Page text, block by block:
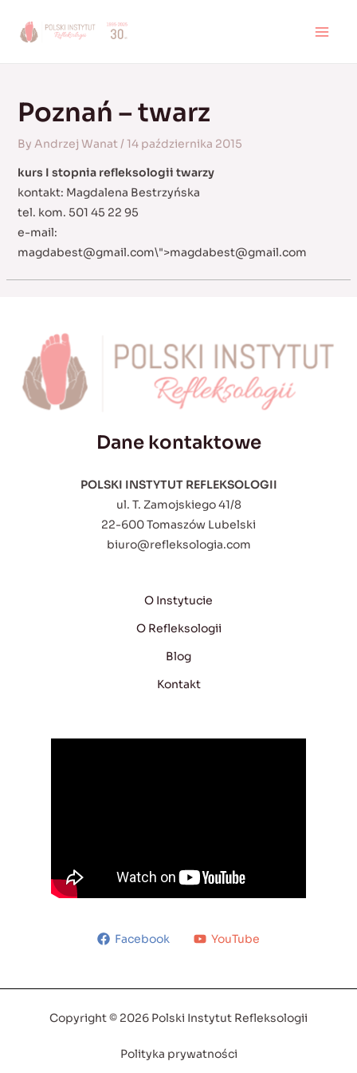
Poznań – twarz
By Andrzej Wanat/14 października 2015
kurs I stopnia refleksologii twarzy
kontakt: Magdalena Bestrzyńska
tel. kom. 501 45 22 95
e-mail:
magdabest@gmail.com\">magdabest@gmail.com
Dane kontaktowe
POLSKI INSTYTUT REFLEKSOLOGII
ul. T. Zamojskiego 41/8
22-600 Tomaszów Lubelski
biuro@refleksologia.com
O Instytucie
O Refleksologii
Blog
Kontakt
Facebook YouTube
Copyright © 2026 Polski Instytut Refleksologii
Polityka prywatności